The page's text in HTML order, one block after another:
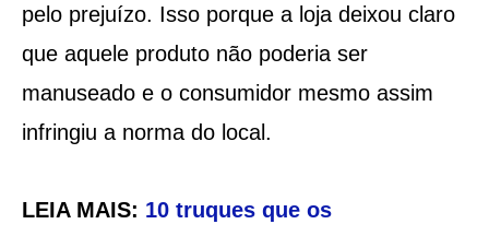
pelo prejuízo. Isso porque a loja deixou claro
que aquele produto não poderia ser
manuseado e o consumidor mesmo assim
infringiu a norma do local.
LEIA MAIS: 10 truques que os